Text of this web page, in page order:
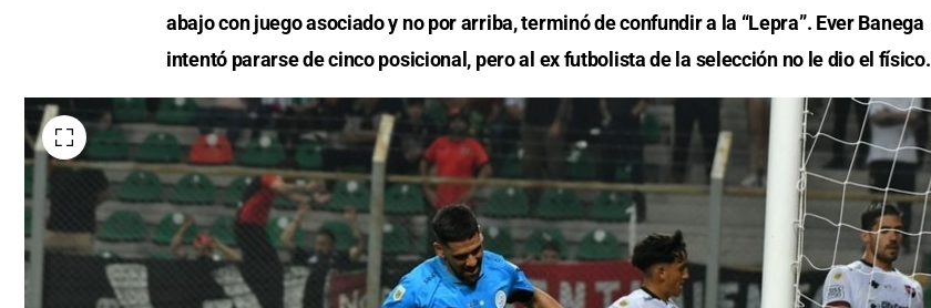
abajo con juego asociado y no por arriba, terminó de confundir a la “Lepra”. Ever Banega
intentó pararse de cinco posicional, pero al ex futbolista de la selección no le dio el físico.